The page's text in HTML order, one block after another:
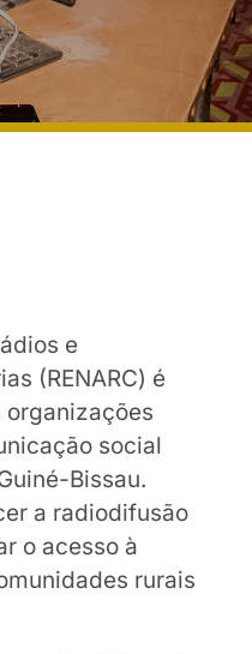
e
(RENARC) é
organizações
social
Bissau.
a radiodifusão
o acesso à
rurais